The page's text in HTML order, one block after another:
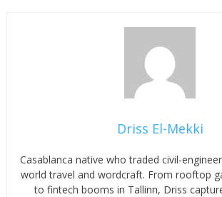
Driss El-Mekki
Casablanca native who traded civil-
world travel and wordcraft. From rooftop
to fintech booms in Tallinn, Driss